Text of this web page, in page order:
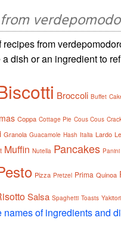
recipes from
dish or an ingredient to
Broccoli Buffet
Coppa Cottage Pie Cous Cous
Granola Guacamole Hash Italia Lardo
Muffin Nutella Pancakes Panini
Pizza Pretzel Prima Quinoa
Salsa Spaghetti Toasts Yakitori
names of ingredients and